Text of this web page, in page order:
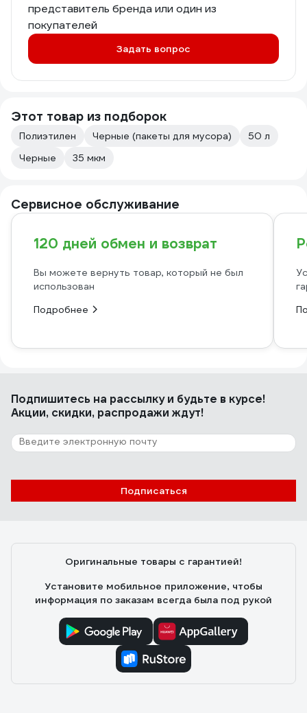
представитель бренда или один из
покупателей
Задать вопрос
Этот товар из подборок
Полиэтилен Черные (пакеты для мусора)
50 л
Черные
35 мкм
Сервисное обслуживание
120 дней обмен и возврат
Вы можете вернуть товар, который не был
использован
Подробнее
Подпишитесь на рассылкуи будьте в курсе!
Акции, скидки, распродажи ждут!
Подписаться
Оригинальные товары с гарантией!
Установите мобильное приложение, чтобы
информация по заказам всегда была под рукой